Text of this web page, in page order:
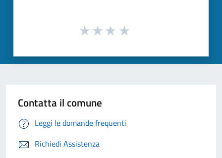
Contatta il comune
Leggi le domande frequenti
Richiedi Assistenza